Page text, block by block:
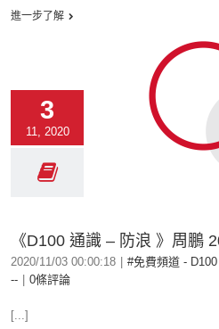
進一步了解
3
11, 2020
《D100 通識 – 防浪 》周鵬
2020/11/03 00:00:18 #免費頻道 - D100
--
0條評論
[...]